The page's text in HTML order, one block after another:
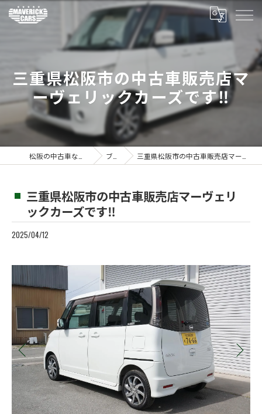
三重県松阪市の中古車販売店マ
ーヴェリックカーズです‼️
ブログ 三重県松阪市の中古車販売店マーヴェリックカーズです‼️
三重県松阪市の中古車販売店マーヴェリ
ックカーズです‼️
2025/04/12